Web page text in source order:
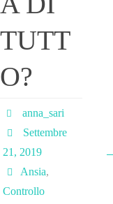
TUTT
O?
anna_sari
Settembre
21, 2019
Ansia,
Controllo